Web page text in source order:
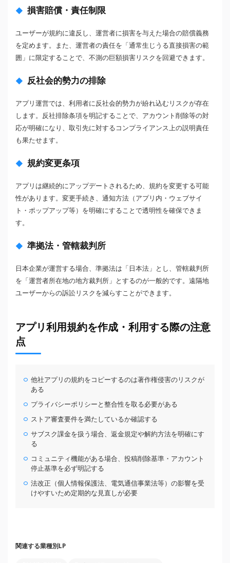
損害賠償・責任制限
ユーザーが規約に違反し、運営者に損害を与えた場合の賠償義務
を定めます。また、運営者の責任を「通常生じうる直接損害の範
囲」に限定することで、不測の巨額損害リスクを回避できます。
反社会的勢力の排除
アプリ運営では、利用者に反社会的勢力が紛れ込むリスクが存在
します。反社排除条項を明記することで、アカウント削除等の対
応が明確になり、取引先に対するコンプライアンス上の説明責任
も果たせます。
規約変更条項
アプリは継続的にアップデートされるため、規約を変更する可能
性があります。変更手続き、通知方法（アプリ内・ウェブサイ
ト・ポップアップ等）を明確にすることで透明性を確保できま
す。
準拠法・管轄裁判所
日本企業が運営する場合、準拠法は「日本法」とし、管轄裁判所
を「運営者所在地の地方裁判所」とするのが一般的です。遠隔地
ユーザーからの訴訟リスクを減らすことができます。
アプリ利用規約を作成・利用する際の注意
点
他社アプリの規約をコピーするのは著作権侵害のリスクが
ある
プライバシーポリシーと整合性を取る必要がある
ストア審査要件を満たしているか確認する
サブスク課金を扱う場合、返金規定や解約方法を明確にす
る
コミュニティ機能がある場合、投稿削除基準・アカウント
停止基準を必ず明記する
法改正（個人情報保護法、電気通信事業法等）の影響を受
けやすいため定期的な見直しが必要
関連する業種別LP